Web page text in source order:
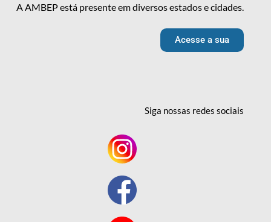
A AMBEP está presente em diversos estados e cidades.
Acesse a sua
Siga nossas redessociais